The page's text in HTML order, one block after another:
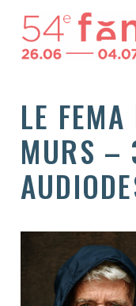
LE
MURS –